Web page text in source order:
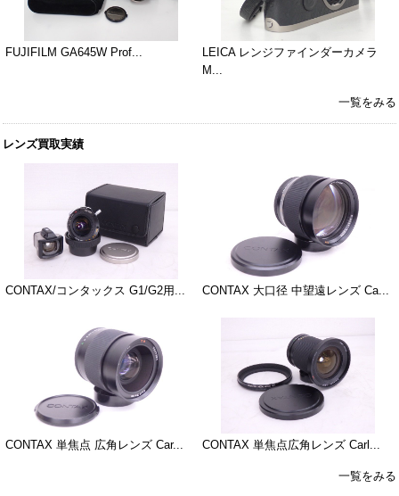
FUJIFILM GA645W Prof...
LEICA レンジファインダーカメラ
M...
一覧をみる
レンズ買取実績
CONTAX/コンタックス G1/G2用... CONTAX 大口径 中望遠レンズ Ca...
CONTAX 単焦点 広角レンズ Car... CONTAX 単焦点広角レンズ Carl...
一覧をみる